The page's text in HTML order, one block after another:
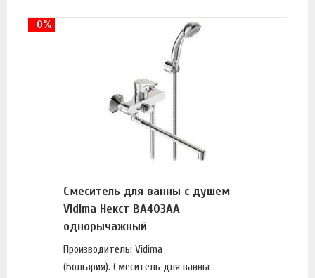
Смеситель для ванны с душем
Vidima Некст BA403AA
однорычажный
Производитель: Vidima
(Болгария). Смеситель для ванны
-0%